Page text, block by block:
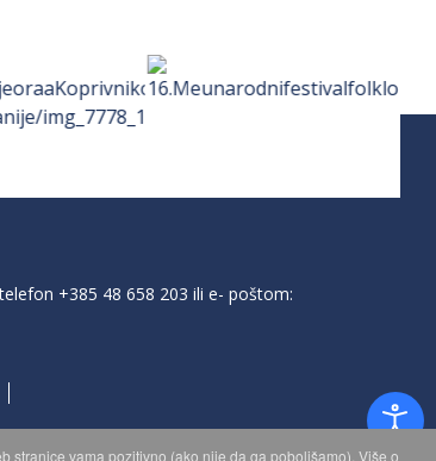
+385 48 658 203 ili e- poštom:
stranice vama pozitivno (ako nije da ga poboljšamo). Više o